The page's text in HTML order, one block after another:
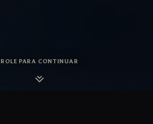
ROLE PARA CONTINUAR